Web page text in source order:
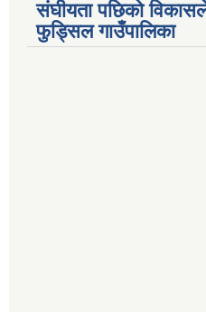
संघीयता पछिको
फुड्सिल गाउँपालिका